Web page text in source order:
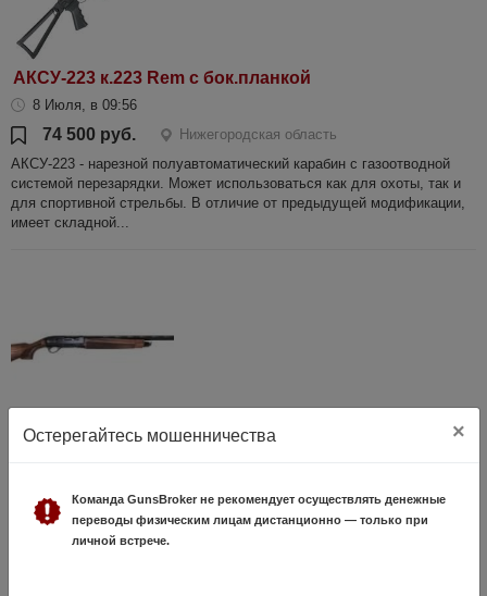
АКСУ-223 к.223 Rem с бок.планкой
8 Июля, в 09:56
74 500 руб.
Нижегородская область
АКСУ-223 - нарезной полуавтоматический карабин с газоотводной
системой перезарядки. Может использоваться как для охоты, так и
для спортивной стрельбы. В отличие от предыдущей модификации,
имеет складной...
KRAL M 155 к.12/76 орех 3 д/н L=760 (Турция)
30 500 руб.
Нижегородская область
Смотрите видеообзор на нашем канале https://t.me/salon_sniper В
Остерегайтесь мошенничества ×
Команда GunsBroker не рекомендует осуществлять денежные
переводы физическим лицам дистанционно — только при
личной встрече.